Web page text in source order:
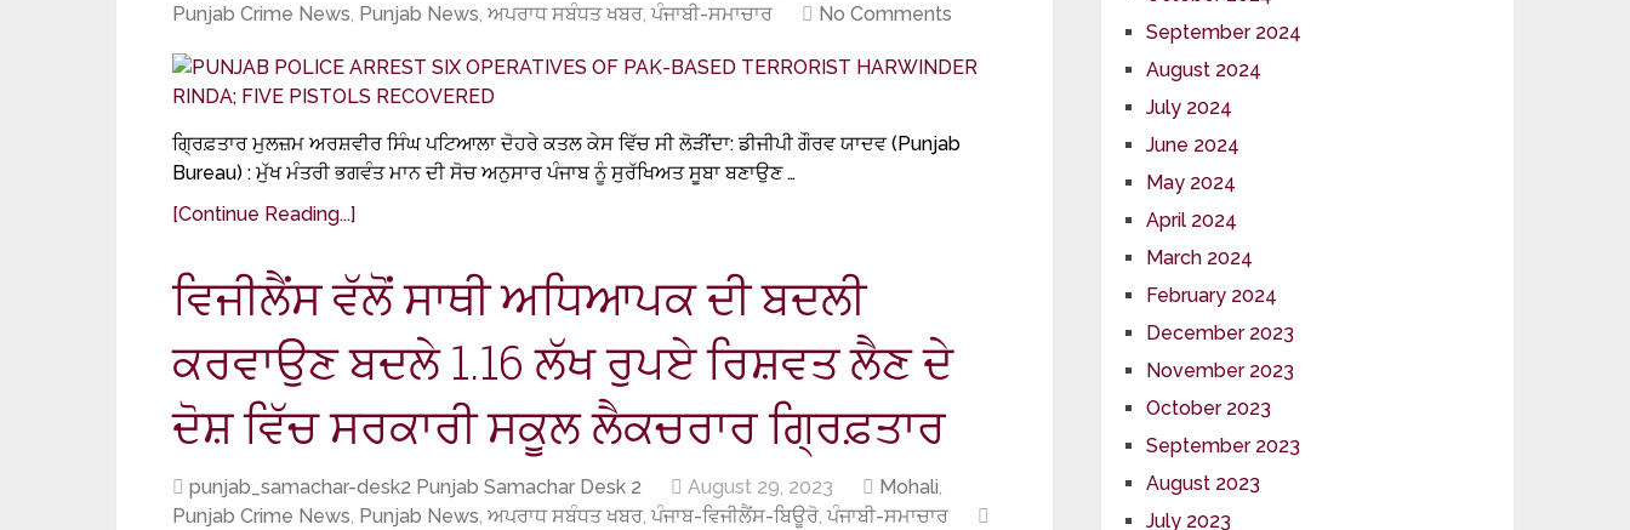
Punjab Crime News, Punjab News, ਅਪਰਾਧ ਸਬੰਧਤ ਖਬਰ, ਪੰਜਾਬੀ-ਸਮਾਚਾਰ No Comments
ਗ੍ਰਿਫ਼ਤਾਰ ਮੁਲਜ਼ਮ ਅਰਸ਼ਵੀਰ ਸਿੰਘ ਪਟਿਆਲਾ ਦੋਹਰੇ ਕਤਲ ਕੇਸ ਵਿੱਚ ਸੀ ਲੋੜੀਂਦਾ: ਡੀਜੀਪੀ ਗੌਰਵ ਯਾਦਵ (Punjab
Bureau) : ਮੁੱਖ ਮੰਤਰੀ ਭਗਵੰਤ ਮਾਨ ਦੀ ਸੋਚ ਅਨੁਸਾਰ ਪੰਜਾਬ ਨੂੰ ਸੁਰੱਖਿਅਤ ਸੂਬਾ ਬਣਾਉਣ …
[Continue Reading...]
ਵਿਜੀਲੈਂਸ ਵੱਲੋਂ ਸਾਥੀ ਅਧਿਆਪਕ ਦੀ ਬਦਲੀ
ਕਰਵਾਉਣ ਬਦਲੇ 1.16 ਲੱਖ ਰੁਪਏ ਰਿਸ਼ਵਤ ਲੈਣ ਦੇ
ਦੋਸ਼ ਵਿੱਚ ਸਰਕਾਰੀ ਸਕੂਲ ਲੈਕਚਰਾਰ ਗ੍ਰਿਫ਼ਤਾਰ
punjab_samachar-desk2 Punjab Samachar Desk 2 August 29, 2023 Mohali,
Punjab Crime News, Punjab News, ਅਪਰਾਧ ਸਬੰਧਤ ਖਬਰ, ਪੰਜਾਬ-ਵਿਜੀਲੈਂਸ-ਬਿਊਰੋ, ਪੰਜਾਬੀ-ਸਮਾਚਾਰ
September 2024
August 2024
July 2024
June 2024
May 2024
April 2024
March 2024
February 2024
December 2023
November 2023
October 2023
September 2023
August 2023
July 2023